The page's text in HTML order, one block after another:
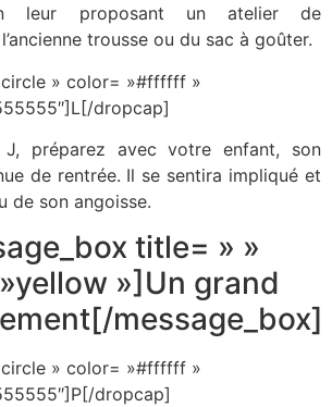
leur proposant un atelier de
trousse ou du sac à goûter.
» color= »#ffffff »
dropcap]
préparez avec votre enfant, son
de rentrée. Il se sentira impliqué et
de son angoisse.
title= » »
»]Un grand
message_box]
» color= »#ffffff »
dropcap]